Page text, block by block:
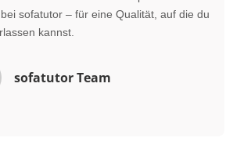
sofatutor – für eine Qualität, auf die du
kannst.
sofatutor Team